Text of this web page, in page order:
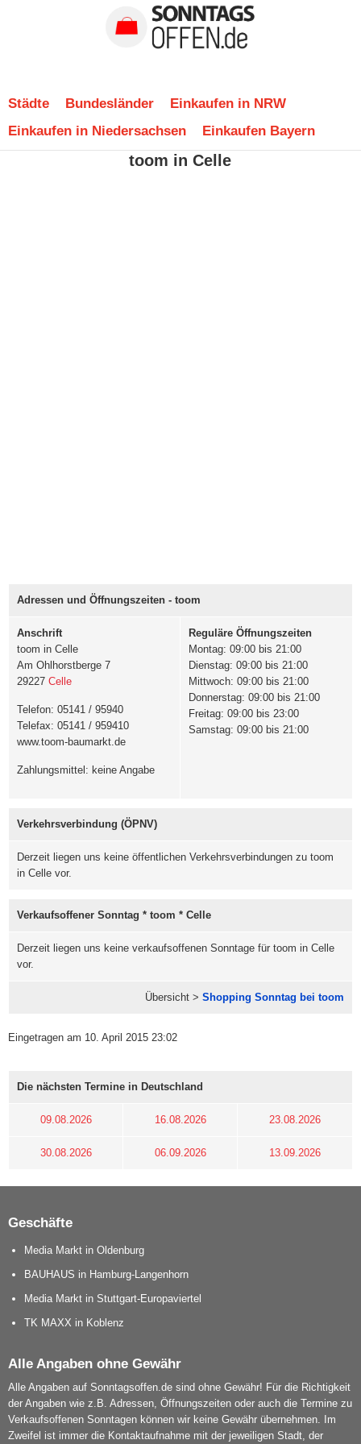
Städte Bundesländer
Einkaufen in NRW
Einkaufen in Niedersachsen
Einkaufen Bayern
toom in Celle
Adressen und Öffnungszeiten - toom
Anschrift
toom in Celle
Am Ohlhorstberge 7
29227 Celle
Telefon: 05141 / 95940
Telefax: 05141 / 959410
www.toom-baumarkt.de
Zahlungsmittel: keine Angabe
Reguläre Öffnungszeiten
Montag: 09:00 bis 21:00
Dienstag: 09:00 bis 21:00
Mittwoch: 09:00 bis 21:00
Donnerstag: 09:00 bis 21:00
Freitag: 09:00 bis 23:00
Samstag: 09:00 bis 21:00
Verkehrsverbindung (ÖPNV)
Derzeit liegen uns keine öffentlichen Verkehrsverbindungen zu toom
in Celle vor.
Verkaufsoffener Sonntag * toom * Celle
Derzeit liegen uns keine verkaufsoffenen Sonntage für toom in Celle
vor.
Übersicht > Shopping Sonntag bei toom
Eingetragen am 10. April 2015 23:02
Die nächsten Termine in Deutschland
09.08.2026 16.08.2026 23.08.2026
30.08.2026 06.09.2026 13.09.2026
Geschäfte
Media Markt in Oldenburg
BAUHAUS in Hamburg-Langenhorn
Media Markt in Stuttgart-Europaviertel
TK MAXX in Koblenz
Alle Angaben ohne Gewähr
Alle Angaben auf Sonntagsoffen.de sind ohne Gewähr! Für die Richtigkeit
der Angaben wie z.B. Adressen, Öffnungszeiten oder auch die Termine zu
Verkaufsoffenen Sonntagen können wir keine Gewähr übernehmen. Im
Zweifel ist immer die Kontaktaufnahme mit der jeweiligen Stadt, der